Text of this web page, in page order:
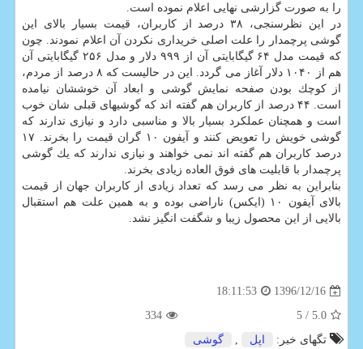
را به صورت گزارشی نهایی اعلام نموده است.
در این نظرسنجی، ۳۸ درصد از كاربران، قیمت بسیار بالای این
گوشی پرچمدار را علت اصلی خریداری نكردن آن اعلام نمودند. چون
كه قیمت مدل ۶۴ گیگابایتی آن از ۹۹۹ دلار و مدل ۲۵۶ گیگابایتی آن
هم از ۱۰۴۰ دلار آغاز می گردد. این در حالیست كه ۸ درصد از مردم،
از كوچك بودن صفحه نمایش گوشی و ابعاد آن خوششان نیامده
است. ۴۴ درصد از كاربران هم گفته اند كه گوشیهای قبلی شان خوب
است و همچنان عملكرد بسیار بالا و مناسبی دارد و نیازی ندارند كه
گوشی خویش را تعویض كنند و آیفون ۱۰ گران قیمت را بخرند. ۱۷
درصد كاربران هم گفته اند نمی خواهند و نیازی ندارند كه یك گوشی
پرچمدار با قابلیت های فوق العاده زیادی بخرند.
بنابراین به نظر می رسد كه تعداد زیادی از كاربران جهان از قیمت
بالای آیفون ۱۰ (ایكس) ناراضی بوده و به همین علت هم استقبال
بالایی از این محصول زیبا و شگفت انگیز نشد.
1396/12/16
18:11:53
5.0
/ 5
334
تگهای خبر:
اپل , گوشی